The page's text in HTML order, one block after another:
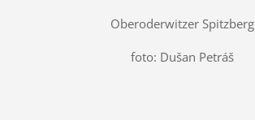
Oberoderwitzer Spitzberg
foto: Dušan Petráš